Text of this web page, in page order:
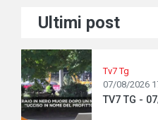
Ultimi post
Tv7 Tg
07/08/2026
TV7 TG -